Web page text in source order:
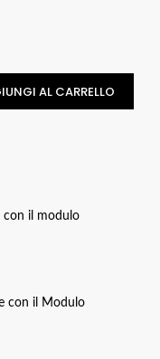
AL CARRELLO
con il modulo
con il Modulo